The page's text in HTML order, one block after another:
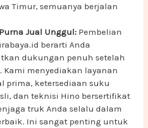
Timur, semuanya berjalan
Jual Unggul: Pembelian
berarti Anda
dukungan penuh setelah
Kami menyediakan layanan
prima, ketersediaan suku
dan teknisi Hino bersertifikat
truk Anda selalu dalam
Ini sangat penting untuk